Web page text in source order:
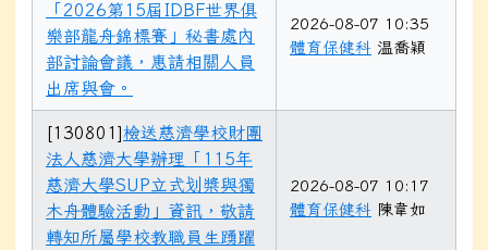
「2026第15屆IDBF世界俱
樂部龍舟錦標賽」秘書處內
部討論會議，惠請相關人員
出席與會。
2026-08-07 10:35
體育保健科 温喬穎
[130801]檢送慈濟學校財團
法人慈濟大學辦理「115年
慈濟大學SUP立式划槳與獨
木舟體驗活動」資訊，敬請
轉知所屬學校教職員生踴躍
2026-08-07 10:17
體育保健科 陳韋如